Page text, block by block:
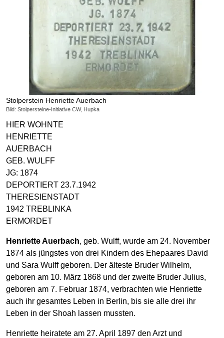
Stolperstein Henriette Auerbach
Bild: Stolpersteine-Initiative CW, Hupka
HIER WOHNTE
HENRIETTE
AUERBACH
GEB. WULFF
JG: 1874
DEPORTIERT 23.7.1942
THERESIENSTADT
1942 TREBLINKA
ERMORDET
Henriette Auerbach, geb. Wulff, wurde am 24. November
1874 als jüngstes von drei Kindern des Ehepaares David
und Sara Wulff geboren. Der älteste Bruder Wilhelm,
geboren am 10. März 1868 und der zweite Bruder Julius,
geboren am 7. Februar 1874, verbrachten wie Henriette
auch ihr gesamtes Leben in Berlin, bis sie alle drei ihr
Leben in der Shoah lassen mussten.
Henriette heiratete am 27. April 1897 den Arzt und